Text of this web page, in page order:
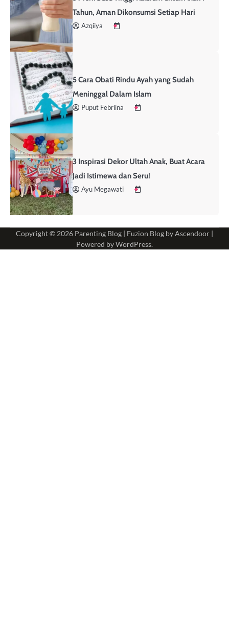
Tahun, Aman Dikonsumsi Setiap Hari
Azqiiya
5 Cara Obati Rindu Ayah yang Sudah
Meninggal Dalam Islam
Puput Febriina
3 Inspirasi Dekor Ultah Anak, Buat Acara
Jadi Istimewa dan Seru!
Ayu Megawati
Copyright © 2026 Parenting Blog | Fuzion Blog byAscendoor |
Powered byWordPress.